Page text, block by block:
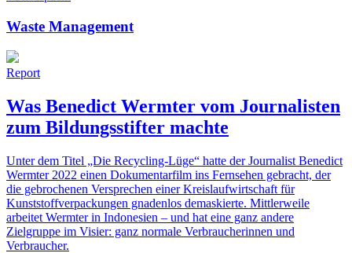
Waste Management
Report
Was Benedict Wermter vom Journalisten
zum Bildungsstifter machte
Unter dem Titel „Die Recycling-Lüge“ hatte der Journalist Benedict
Wermter 2022 einen Dokumentarfilm ins Fernsehen gebracht, der
die gebrochenen Versprechen einer Kreislaufwirtschaft für
Kunststoffverpackungen gnadenlos demaskierte. Mittlerweile
arbeitet Wermter in Indonesien – und hat eine ganz andere
Zielgruppe im Visier: ganz normale Verbraucherinnen und
Verbraucher.